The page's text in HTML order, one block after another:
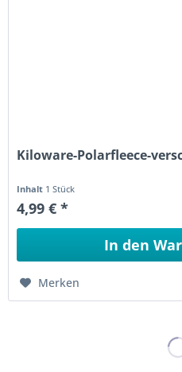
Kiloware-Polarfleece-
Inhalt 1 Stück
4,99 € *
In den
Merken